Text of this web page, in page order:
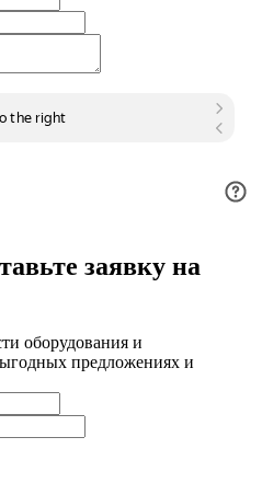
заявку на
оборудования и
предложениях и